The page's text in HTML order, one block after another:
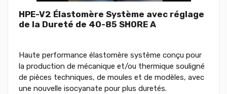
HPE-V2 Élastomère Système avec réglage
de la Dureté de 40-85 SHORE A
Haute performance élastomère système conçu pour
la production de mécanique et/ou thermique souligné
de pièces techniques, de moules et de modèles, avec
une nouvelle isocyanate pour plus duretés.